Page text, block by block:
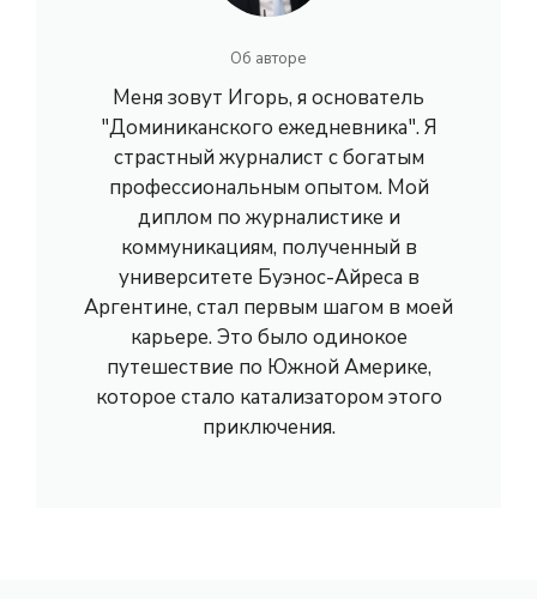
Об авторе
Меня зовут Игорь, я основатель
"Доминиканского ежедневника". Я
страстный журналист с богатым
профессиональным опытом. Мой
диплом по журналистике и
коммуникациям, полученный в
университете Буэнос-Айреса в
Аргентине, стал первым шагом в моей
карьере. Это было одинокое
путешествие по Южной Америке,
которое стало катализатором этого
приключения.